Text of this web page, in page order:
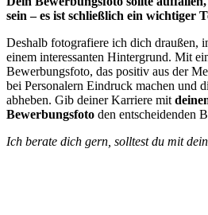
sein – es ist schließlich ein wichtiger
Deshalb fotografiere ich dich draußen,
einem interessanten Hintergrund. Mit
Bewerbungsfoto, das positiv aus der
bei Personalern Eindruck machen und
abheben. Gib deiner Karriere mit
Bewerbungsfoto den entscheidenden
Ich berate dich gern, solltest du mit